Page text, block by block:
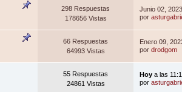
298 Respuestas
178656 Vistas
Junio 02,
por
66 Respuestas
64993 Vistas
Enero 09,
pordrodgom
55 Respuestas
24861 Vistas
Hoy a las
por